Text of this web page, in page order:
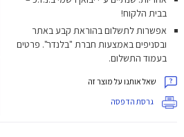
בבית הלקוח!
אפשרות לתשלום בהוראת קבע באתר
ובסניפים באמצעות חברת "בלנדר". פרטים
בעמוד התשלום.
שאל אותנו על מוצר זה
גרסת הדפסה